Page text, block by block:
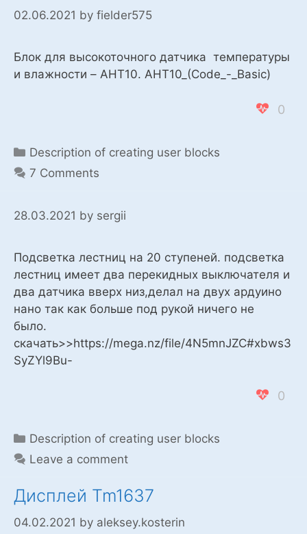
02.06.2021 by fielder575
Блок для высокоточного датчика температуры
и влажности – AHT10. AHT10_(Code_-_Basic)
0
Categories
Description of creating user blocks
7 Comments
28.03.2021 by sergii
Подсветка лестниц на 20 ступеней. подсветка
лестниц имеет два перекидных выключателя и
два датчика вверх низ,делал на двух ардуино
нано так как больше под рукой ничего не
было.
скачать>>https://mega.nz/file/4N5mnJZC#xbws3
SyZYl9Bu-
0
Categories
Description of creating user blocks
Leave a comment
Дисплей Tm1637
04.02.2021 by aleksey.kosterin